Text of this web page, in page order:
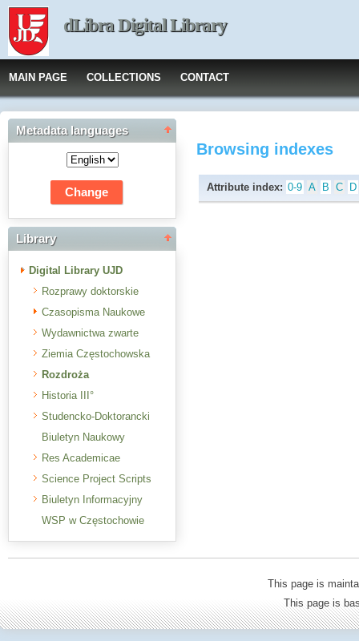
dLibra Digital Library
MAIN PAGE COLLECTIONS CONTACT
Metadata languages
Library
Digital Library UJD
Rozprawy doktorskie
Czasopisma Naukowe
Wydawnictwa zwarte
Ziemia Częstochowska
Rozdroża
Historia III°
Studencko-Doktorancki
Biuletyn Naukowy
Res Academicae
Science Project Scripts
Biuletyn Informacyjny
WSP w Częstochowie
Browsing indexes
Attribute index: 0-9 A B C D
This page is
This page is